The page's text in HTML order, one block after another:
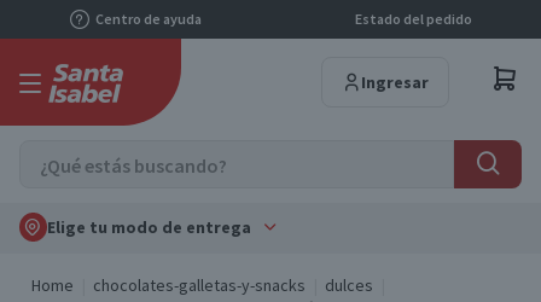
Centro de ayuda Estado del pedido
Ingresar
Elige tu modo de entrega
Home chocolates-galletas-y-snacks
dulces